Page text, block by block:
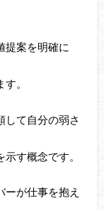
提案を明確に
。
して自分の弱さ
す概念です。
が仕事を抱え